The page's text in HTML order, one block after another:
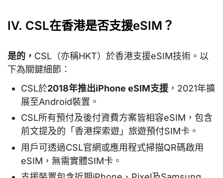
IV. CSL在香港是否支援eSIM？
是的， CSL（亦稱HKT）於香港支援eSIM技術。以
下為關鍵細節：
CSL於2018年推出iPhone eSIM支援 ，2021年擴
展至Android裝置。
CSL所有預付及後付資費方案皆相容eSIM，包含
前文提及的「香港探索遊」旅遊預付SIM卡。
用戶可透過CSL官網或應用程式掃描QR碼啟用
eSIM，無需實體SIM卡。